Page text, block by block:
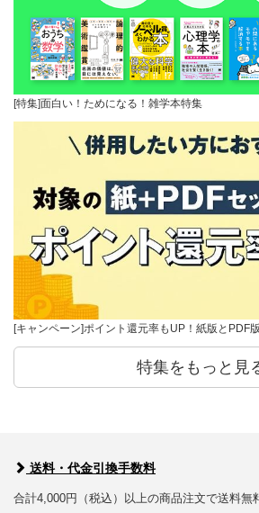
[特集]面白い！ためになる！雑学本特集
[キャンペーン]ポイント還元率もUP！紙版とPDF
特集をもっと見
送料・代金引換手数料
合計4,000円（税込）以上の商品注文で送料無